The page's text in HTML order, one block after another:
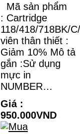
Mã sản phẩm
: Cartridge
118/418/718BK/
viên thân thiết :
Giảm 10% Mô tả
gắn :Sử dụng
mực in
NUMBER…
Giá :
950.000VND